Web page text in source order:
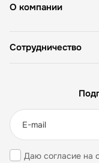
О компании
Сотрудничество
Даю согласие на